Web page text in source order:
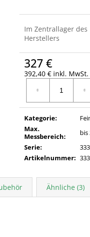
Im Zentrallager des
Herstellers
327 €
392,40 € inkl. MwSt.
Kategorie:
Max.
Messbereich:
bis
Serie:
Artikelnummer:
Ähnliche (3)